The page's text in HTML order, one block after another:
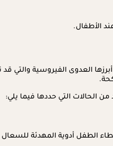
الأطفال.
العدوى الفيروسية
الحالات التي حددها فيما يلي:
الطفل أدوية المهدئة